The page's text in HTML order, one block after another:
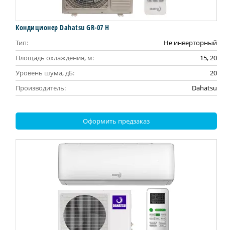
Кондиционер Dahatsu GR-07 H
Тип:
Не инверторный
Площадь охлаждения, м:
15, 20
Уровень шума, дБ:
20
Производитель:
Dahatsu
Оформить предзаказ